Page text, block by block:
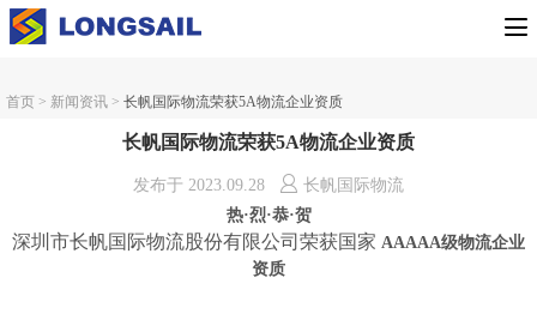
首页 > 新闻资讯 > 长帆国际物流荣获5A物流企业资质
长帆国际物流荣获5A物流企业资质
发布于 2023.09.28
长帆国际物流
热·烈·恭·贺
深圳市长帆国际物流股份有限公司荣获国家 AAAAA级物流企业
资质